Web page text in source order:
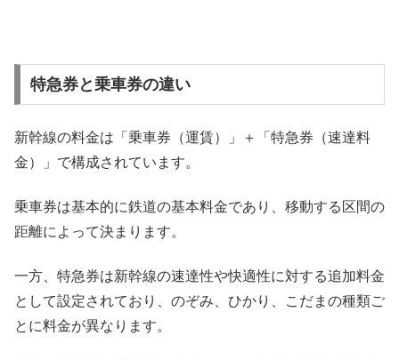
特急券と乗車券の違い
新幹線の料金は「乗車券（運賃）」＋「特急券（速達料
金）」で構成されています。
乗車券は基本的に鉄道の基本料金であり、移動する区間の
距離によって決まります。
一方、特急券は新幹線の速達性や快適性に対する追加料金
として設定されており、のぞみ、ひかり、こだまの種類ご
とに料金が異なります。